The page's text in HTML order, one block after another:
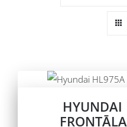
HYUNDAI